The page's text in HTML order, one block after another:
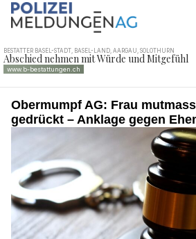
Obermumpf AG: Frau
gedrückt – Anklage gegen